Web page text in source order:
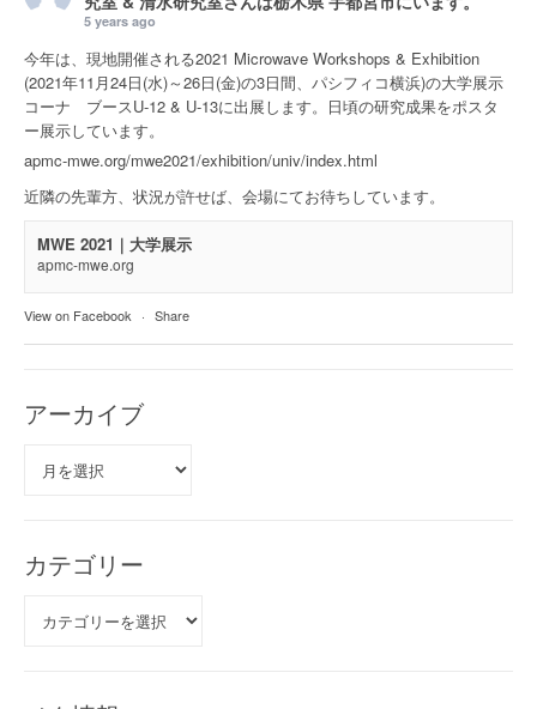
5 years ago
今年は、現地開催される2021 Microwave Workshops & Exhibition
(2021年11月24日(水)～26日(金)の3日間、パシフィコ横浜)の大学展示
コーナ ブースU-12 & U-13に出展します。日頃の研究成果をポスタ
ー展示しています。
apmc-mwe.org/mwe2021/exhibition/univ/index.html
近隣の先輩方、状況が許せば、会場にてお待ちしています。
MWE 2021｜大学展示
apmc-mwe.org
View on Facebook · Share
アーカイブ
カテゴリー